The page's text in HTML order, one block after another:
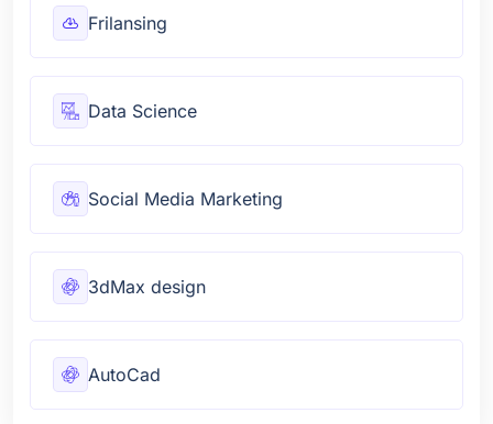
Frilansing
Data Science
Social Media Marketing
3dMax design
AutoCad